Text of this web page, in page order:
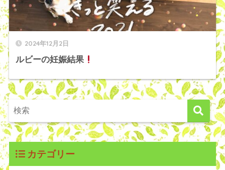
2024年12月2日
ルビーの妊娠結果
カテゴリー